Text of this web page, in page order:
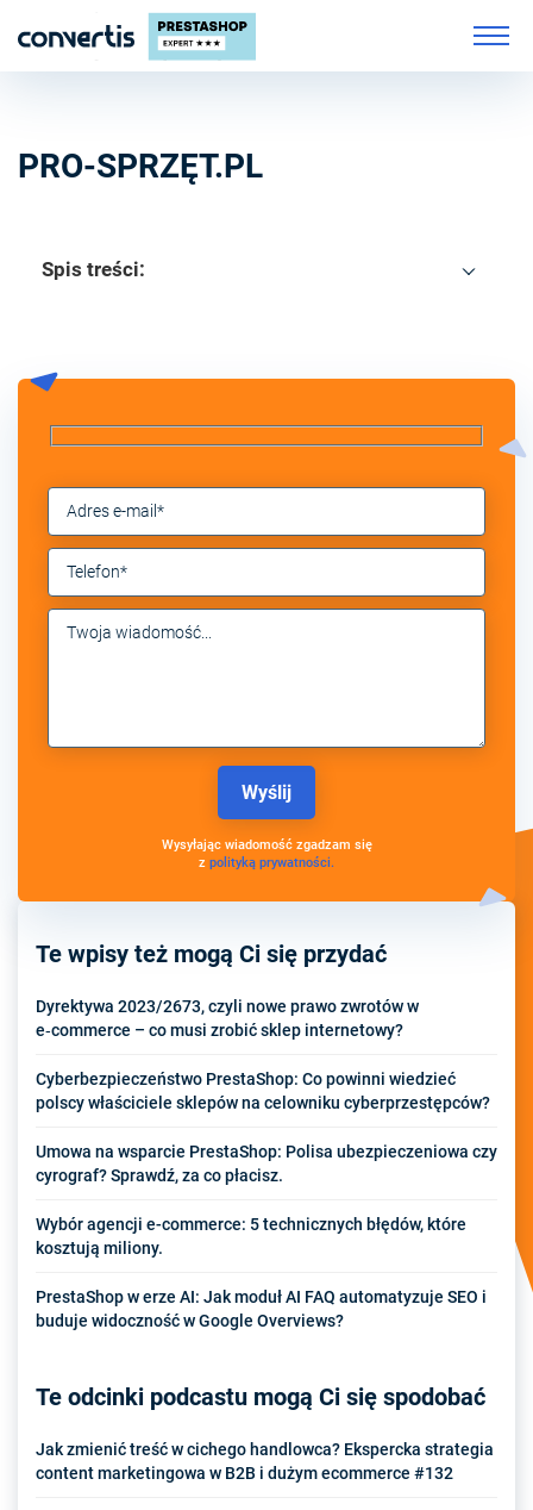
PRO-SPRZĘT.PL
Spis treści:
Te wpisy też mogą Ci się przydać
Dyrektywa 2023/2673, czyli nowe prawo zwrotów w
e‑commerce – co musi zrobić sklep internetowy?
Cyberbezpieczeństwo PrestaShop: Co powinni wiedzieć
polscy właściciele sklepów na celowniku cyberprzestępców?
Umowa na wsparcie PrestaShop: Polisa ubezpieczeniowa czy
cyrograf? Sprawdź, za co płacisz.
Wybór agencji e-commerce: 5 technicznych błędów, które
kosztują miliony.
PrestaShop w erze AI: Jak moduł AI FAQ automatyzuje SEO i
buduje widoczność w Google Overviews?
Te odcinki podcastu mogą Ci się spodobać
Jak zmienić treść w cichego handlowca? Ekspercka strategia
content marketingowa w B2B i dużym ecommerce #132
Wysyłając wiadomość zgadzam się
z polityką prywatności.